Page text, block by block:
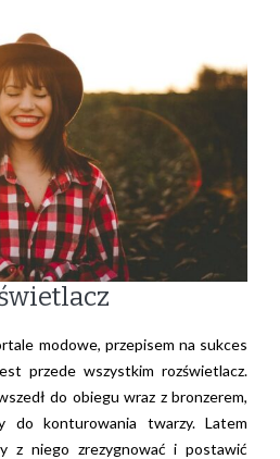
modowe, przepisem na sukces
przede wszystkim rozświetlacz.
do obiegu wraz z bronzerem,
do konturowania twarzy. Latem
z niego zrezygnować i postawić